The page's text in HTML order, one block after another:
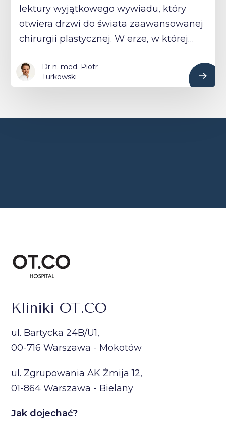
lektury wyjątkowego wywiadu, który
otwiera drzwi do świata zaawansowanej
chirurgii plastycznej. W erze, w której…
Dr n. med. Piotr
Turkowski
Kliniki OT.CO
ul. Bartycka 24B/U1,
00-716 Warszawa - Mokotów
ul. Zgrupowania AK Żmija 12,
01-864 Warszawa - Bielany
Jak dojechać?